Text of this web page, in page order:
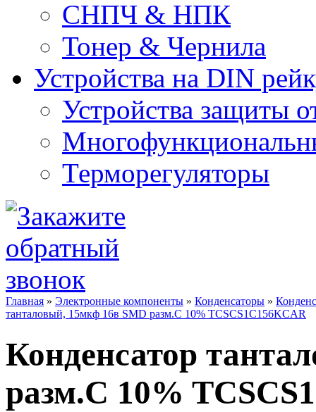
СНПЧ & НПК
Тонер & Чернила
Устройства на DIN
Устройства защиты
Терморегуляторы
Главная » Электронные компоненты » Конденсаторы »
танталовый, 15мкф 16в SMD разм.C 10% TCSCS1C156KCAR
Конденсатор
разм.C 10%